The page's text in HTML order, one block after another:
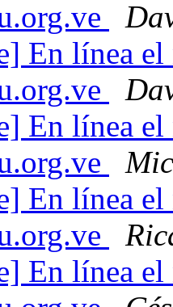
En línea el
En línea el
En línea el
En línea el